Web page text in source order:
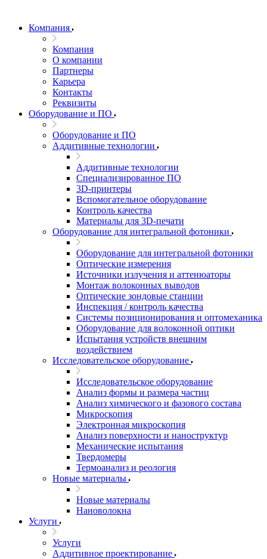
Компания
Компания
О компании
Партнеры
Карьера
Контакты
Реквизиты
Оборудование и ПО
Оборудование и ПО
Аддитивные технологии
Аддитивные технологии
Специализированное ПО
3D-принтеры
Вспомогательное оборудование
Контроль качества
Материалы для 3D-печати
Оборудование для интегральной фотоники
Оборудование для интегральной фотоники
Оптические измерения
Источники излучения и аттенюаторы
Монтаж волоконных выводов
Оптические зондовые станции
Инспекция / контроль качества
Системы позиционирования и оптомеханика
Оборудование для волоконной оптики
Испытания устройств внешним
воздействием
Исследовательское оборудование
Исследовательское оборудование
Анализ формы и размера частиц
Анализ химического и фазового состава
Микроскопия
Электронная микроскопия
Анализ поверхности и наноструктур
Механические испытания
Твердомеры
Термоанализ и реология
Новые материалы
Новые материалы
Нановолокна
Услуги
Услуги
Аддитивное проектирование